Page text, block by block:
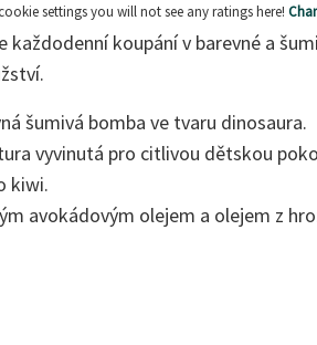
settings you will not see any ratings here!
každodenní koupání v barevné a
šumivá bomba ve tvaru dinosaura.
vyvinutá pro citlivou dětskou
kiwi.
avokádovým olejem a olejem z